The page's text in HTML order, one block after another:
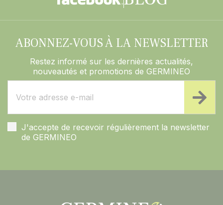
ABONNEZ-VOUS À LA NEWSLETTER
Restez informé sur les dernières actualités,
nouveautés et promotions de GERMINEO
J'accepte de recevoir régulièrement la newsletter
de GERMINEO